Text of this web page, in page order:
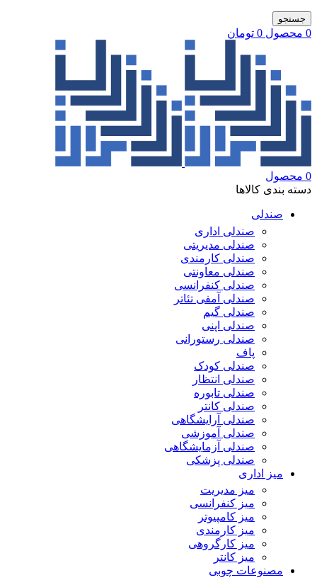
جستجو
0 محصول 0 تومان
0 محصول
دسته بندی کالاها
صندلی
صندلی اداری
صندلی مدیریتی
صندلی کارمندی
صندلی معاونتی
صندلی کنفرانسی
صندلی آمفی تئاتر
صندلی گیم
صندلی اپنی
صندلی رستورانی
پاف
صندلی کودک
صندلی انتظار
صندلی تابوره
صندلی کانتر
صندلی آرایشگاهی
صندلی آموزشی
صندلی آزمایشگاهی
صندلی پزشکی
میز اداری
میز مدیریت
میز کنفرانسی
میز کامپیوتر
میز کارمندی
میز کارگروهی
میز کانتر
مصنوعات چوبی